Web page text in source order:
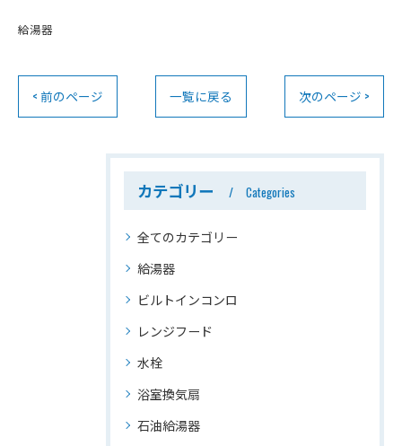
給湯器
< 前のページ 一覧に戻る 次のページ >
カテゴリー Categories
全てのカテゴリー
給湯器
ビルトインコンロ
レンジフード
水栓
浴室換気扇
石油給湯器